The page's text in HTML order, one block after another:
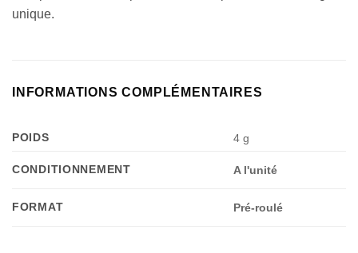
unique.
INFORMATIONS COMPLÉMENTAIRES
POIDS 4 g
CONDITIONNEMENT A l'unité
FORMAT Pré-roulé